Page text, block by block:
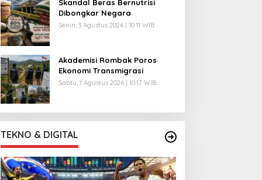
Skandal Beras Bernutrisi
Dibongkar Negara
Senin, 3 Agustus 2026 | 10:11 WIB
Akademisi Rombak Poros
Ekonomi Transmigrasi
Sabtu, 1 Agustus 2026 | 10:17 WIB
TEKNO & DIGITAL